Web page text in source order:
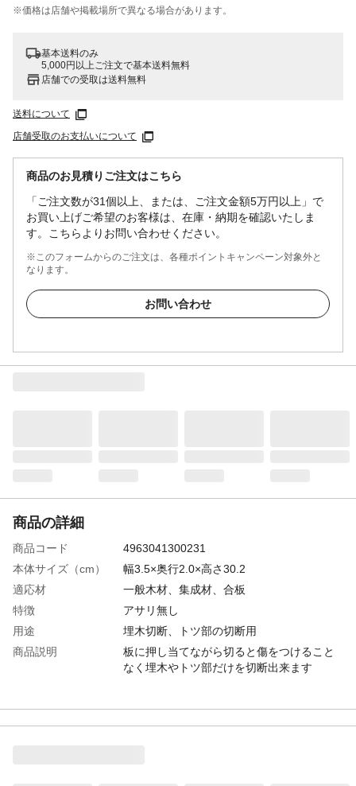
※価格は​店舗や​掲載場所で​異なる​場合が​あります。
基本送料のみ
5,000円以上ご注文で基本送料無料
店舗での受取は送料無料
送料について
店舗受取のお支払いについて
商品のお見積りご注文はこちら
「ご注文数が31個以上、または、ご注文金額5万円以上」で
お買い上げご希望のお客様は、在庫・納期を確認いたしま
す。こちらよりお問い合わせください。
※このフォームからのご注文は、各種ポイントキャンペーン対象外と
なります。
お問い合わせ
商品の詳細
商品コード
4963041300231
本体サイズ（cm）
幅3.5×奥行2.0×高さ30.2
適応材
一般木材、集成材、合板
特徴
アサリ無し
用途
埋木切断、トツ部の切断用
商品説明
板に押し当てながら切ると傷をつけること
なく埋木やトツ部だけを切断出来ます